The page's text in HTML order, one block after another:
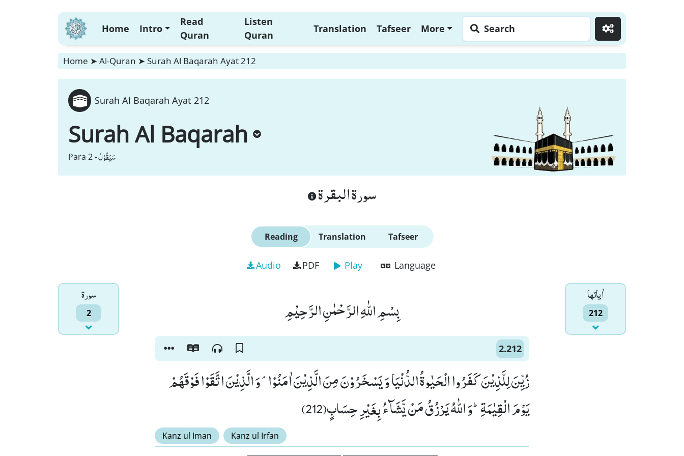
Home Intro
Read
Quran
Listen
Quran
Translation Tafseer More Search
Home ➤ Al-Quran ➤ Surah Al Baqarah Ayat 212
Surah Al Baqarah Ayat 212
Surah Al Baqarah
Para 2 -سَیَقُوْلُ
سورة البقرة
Reading Translation Tafseer
Audio PDF Play Language
سورۃ
2
اٰياتها
212 بِسْمِ اللّٰهِ الرَّحْمٰنِ الرَّحِیْمِ
2.212
زُیِّنَ لِلَّذِیْنَ كَفَرُوا الْحَیٰوةُ الدُّنْیَا وَ یَسْخَرُوْنَ مِنَ الَّذِیْنَ اٰمَنُوْاۘ-وَ الَّذِیْنَ اتَّقَوْا فَوْقَهُمْ
یَوْمَ الْقِیٰمَةِؕ-وَ اللّٰهُ یَرْزُقُ مَنْ یَّشَآءُ بِغَیْرِ حِسَابٍ(212)
Kanz ul Iman Kanz ul Irfan